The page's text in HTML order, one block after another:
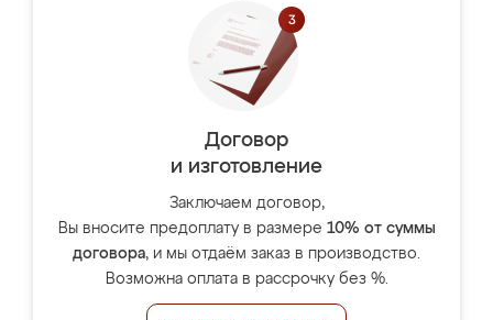
Договор
и изготовление
Заключаем договор,
Вы вносите предоплату в размере 10% от суммы
договора, и мы отдаём заказ в производство.
Возможна оплата в рассрочку без %.